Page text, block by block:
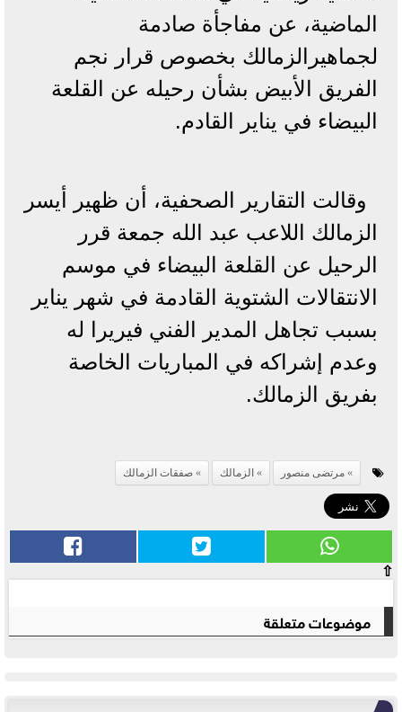
الماضية، عن مفاجأة صادمة
لجماهيرالزمالك بخصوص قرار نجم
الفريق الأبيض بشأن رحيله عن القلعة
البيضاء في يناير القادم.
وقالت التقارير الصحفية، أن ظهير أيسر
الزمالك اللاعب عبد الله جمعة قرر
الرحيل عن القلعة البيضاء في موسم
الانتقالات الشتوية القادمة في شهر يناير
بسبب تجاهل المدير الفني فيريرا له
وعدم إشراكه في المباريات الخاصة
بفريق الزمالك.
مرتضى منصور الزمالك صفقات الزمالك
⇧
موضوعات متعلقة